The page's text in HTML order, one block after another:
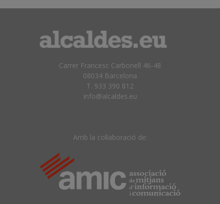
Carrer Francesc Carbonell 46-48
08034 Barcelona
T. 933 390 812
info@alcaldes.eu
Amb la col·laboració de: